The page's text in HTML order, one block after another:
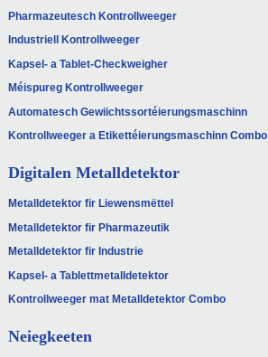
Pharmazeutesch Kontrollweeger
Industriell Kontrollweeger
Kapsel- a Tablet-Checkweigher
Méispureg Kontrollweeger
Automatesch Gewiichtssortéierungsmaschinn
Kontrollweeger a Etikettéierungsmaschinn Combo
Digitalen Metalldetektor
Metalldetektor fir Liewensmëttel
Metalldetektor fir Pharmazeutik
Metalldetektor fir Industrie
Kapsel- a Tablettmetalldetektor
Kontrollweeger mat Metalldetektor Combo
Neiegkeeten